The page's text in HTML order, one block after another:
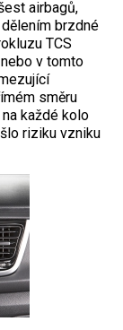
airbagů,
brzdné
TCS
v tomto
směru
každé kolo
riziku vzniku